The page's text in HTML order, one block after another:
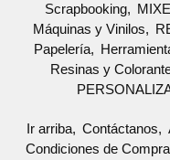
Scrapbooking
Máquinas y Vinilos
Papelería
Resinas y
Ir arriba Contáctanos
Condiciones de Compra